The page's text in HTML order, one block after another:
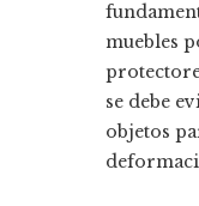
muebles
se debe
objetos